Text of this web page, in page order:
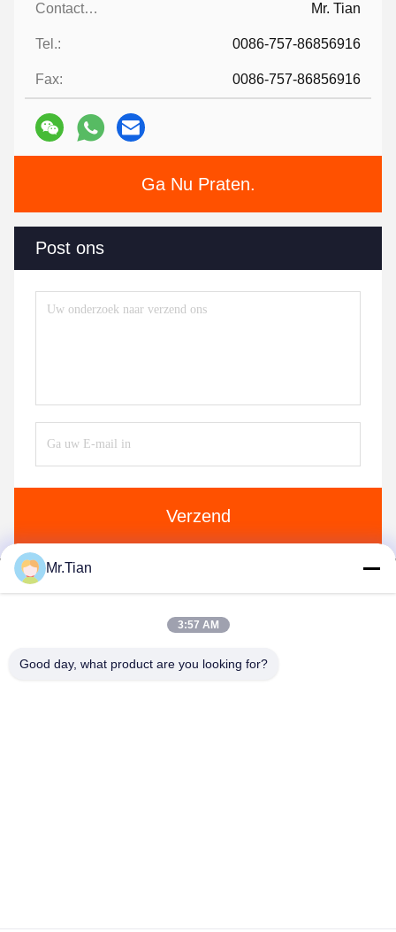
Contacten: Mr. Tian
Tel.: 0086-757-86856916
Fax: 0086-757-86856916
Ga Nu Praten.
Post ons
Verzend
Co., Ltd.
Mr.Tian
3:57 AM
Good day, what product are you looking for?